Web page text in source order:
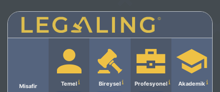
Misafir Temel Bireysel Profesyonel Akademik